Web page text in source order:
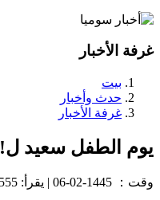
غرفة الأخبار
بيت
حدث وأخبار
غرفة الأخبار
يوم الطفل سعيد ل!
وقت： 1445-02-06
| يقرأ: 555